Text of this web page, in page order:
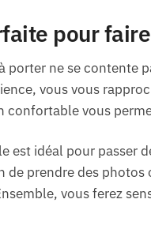
pour
porter ne se contente
vous vous
confortable vous
est idéal pour passer
de prendre des
vous ferez